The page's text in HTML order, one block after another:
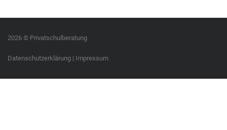
2026 © Privatschulberatung
Datenschutzerklärung | Impressum